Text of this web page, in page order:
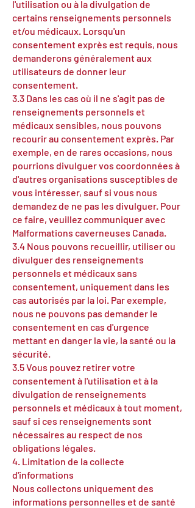
l'utilisation ou à la divulgation de
certains renseignements personnels
et/ou médicaux. Lorsqu'un
consentement exprès est requis, nous
demanderons généralement aux
utilisateurs de donner leur
consentement.
3.3 Dans les cas où il ne s'agit pas de
renseignements personnels et
médicaux sensibles, nous pouvons
recourir au consentement exprès. Par
exemple, en de rares occasions, nous
pourrions divulguer vos coordonnées à
d'autres organisations susceptibles de
vous intéresser, sauf si vous nous
demandez de ne pas les divulguer. Pour
ce faire, veuillez communiquer avec
Malformations caverneuses Canada.
3.4 Nous pouvons recueillir, utiliser ou
divulguer des renseignements
personnels et médicaux sans
consentement, uniquement dans les
cas autorisés par la loi. Par exemple,
nous ne pouvons pas demander le
consentement en cas d'urgence
mettant en danger la vie, la santé ou la
sécurité.
3.5 Vous pouvez retirer votre
consentement à l'utilisation et à la
divulgation de renseignements
personnels et médicaux à tout moment,
sauf si ces renseignements sont
nécessaires au respect de nos
obligations légales.
4. Limitation de la collecte
d'informations
Nous collectons uniquement des
informations personnelles et de santé